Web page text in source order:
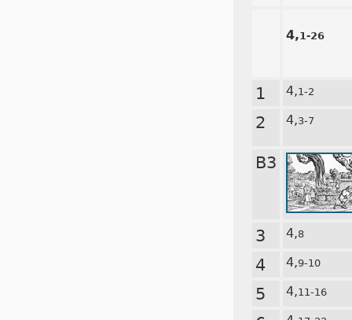
4,1-26
1 4,1-2
2 4,3-7
B3
3 4,8
4 4,9-10
5 4,11-16